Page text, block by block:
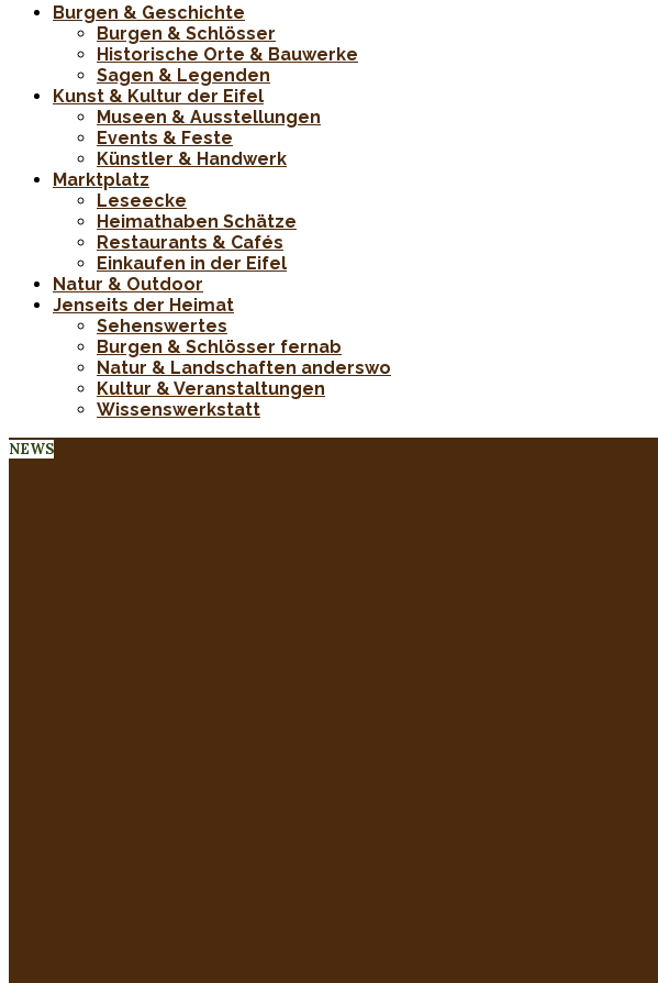
Burgen & Geschichte
Burgen & Schlösser
Historische Orte & Bauwerke
Sagen & Legenden
Kunst & Kultur der Eifel
Museen & Ausstellungen
Events & Feste
Künstler & Handwerk
Marktplatz
Leseecke
Heimathaben Schätze
Restaurants & Cafés
Einkaufen in der Eifel
Natur & Outdoor
Jenseits der Heimat
Sehenswertes
Burgen & Schlösser fernab
Natur & Landschaften anderswo
Kultur & Veranstaltungen
Wissenswerkstatt
NEWS